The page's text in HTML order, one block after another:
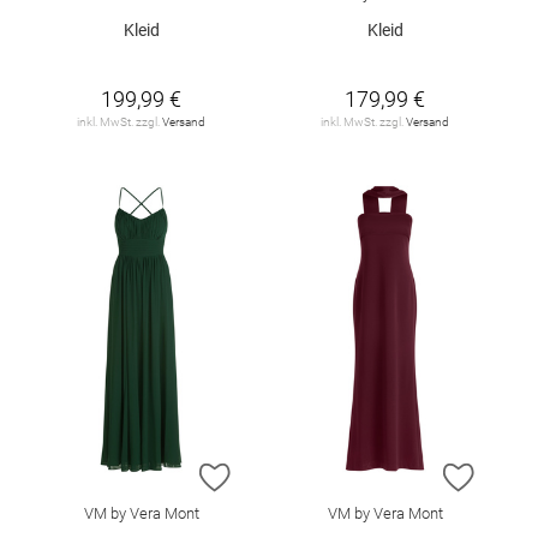
Kleid
199,99 €
inkl. MwSt. zzgl. Versand
Kleid
179,99 €
inkl. MwSt. zzgl. Versand
ZUR WUNSCHLISTE HINZUFÜGEN
VM by Vera Mont
ZUR
VM by Vera Mont